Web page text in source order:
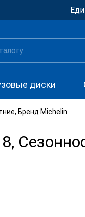
диски
Бренд Michelin